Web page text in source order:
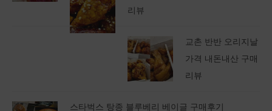
리뷰
교촌 반반 오리지날
가격 내돈내산 구매
리뷰
스타벅스 탕종 블루베리 베이글 구매후기